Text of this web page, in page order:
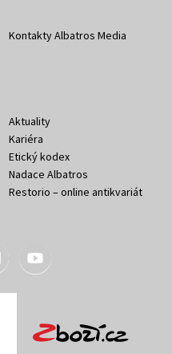
Kontakty Albatros Media
Aktuality
Kariéra
Etický kodex
Nadace Albatros
Restorio – online antikvariát